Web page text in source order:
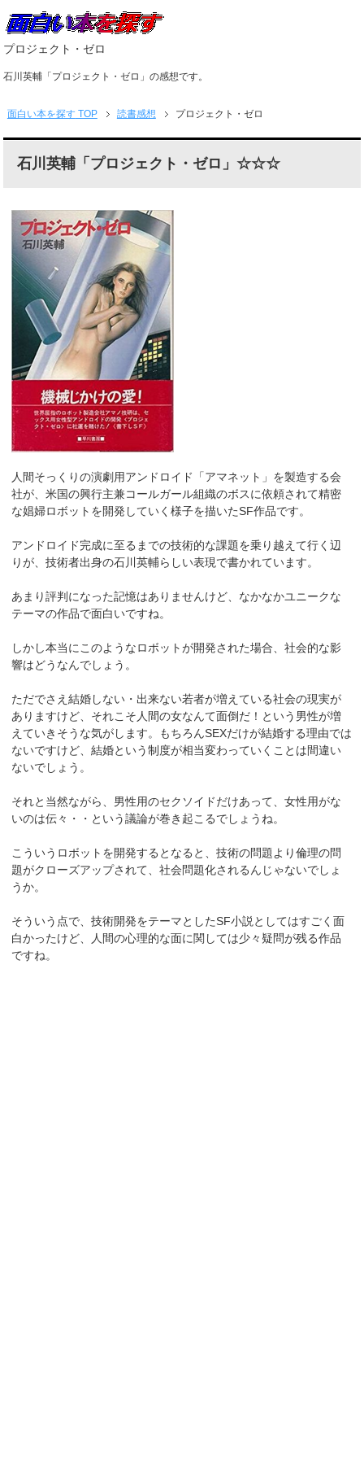
プロジェクト・ゼロ
石川英輔「プロジェクト・ゼロ」の感想です。
面白い本を探すTOP 読書感想 プロジェクト・ゼロ
石川英輔「プロジェクト・ゼロ」☆☆☆
人間そっくりの演劇用アンドロイド「アマネット」を製造する会
社が、米国の興行主兼コールガール組織のボスに依頼されて精密
な娼婦ロボットを開発していく様子を描いたSF作品です。
アンドロイド完成に至るまでの技術的な課題を乗り越えて行く辺
りが、技術者出身の石川英輔らしい表現で書かれています。
あまり評判になった記憶はありませんけど、なかなかユニークな
テーマの作品で面白いですね。
しかし本当にこのようなロボットが開発された場合、社会的な影
響はどうなんでしょう。
ただでさえ結婚しない・出来ない若者が増えている社会の現実が
ありますけど、それこそ人間の女なんて面倒だ！という男性が増
えていきそうな気がします。もちろんSEXだけが結婚する理由では
ないですけど、結婚という制度が相当変わっていくことは間違い
ないでしょう。
それと当然ながら、男性用のセクソイドだけあって、女性用がな
いのは伝々・・という議論が巻き起こるでしょうね。
こういうロボットを開発するとなると、技術の問題より倫理の問
題がクローズアップされて、社会問題化されるんじゃないでしょ
うか。
そういう点で、技術開発をテーマとしたSF小説としてはすごく面
白かったけど、人間の心理的な面に関しては少々疑問が残る作品
ですね。